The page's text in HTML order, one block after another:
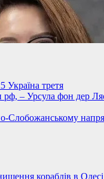
Україна третя
рф, – Урсула фон дер
Слобожанському
кораблів в Одесі